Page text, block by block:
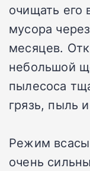
очищать его
мусора
месяцев.
небольшой
пылесоса
грязь, пыль
Режим
очень